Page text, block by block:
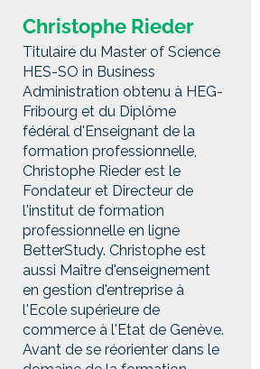
Christophe Rieder
Titulaire du Master of Science
HES-SO in Business
Administration obtenu à HEG-
Fribourg et du Diplôme
fédéral d'Enseignant de la
formation professionnelle,
Christophe Rieder est le
Fondateur et Directeur de
l'institut de formation
professionnelle en ligne
BetterStudy. Christophe est
aussi Maître d'enseignement
en gestion d'entreprise à
l'Ecole supérieure de
commerce à l'Etat de Genève.
Avant de se réorienter dans le